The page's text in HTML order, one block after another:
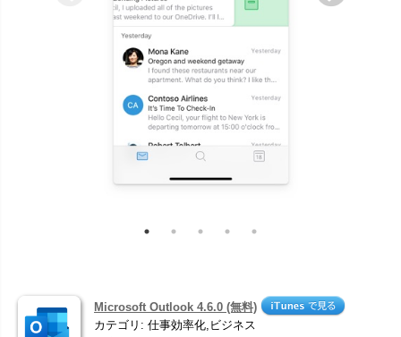
Microsoft Outlook 4.6.0 (無料)
カテゴリ: 仕事効率化,ビジネス